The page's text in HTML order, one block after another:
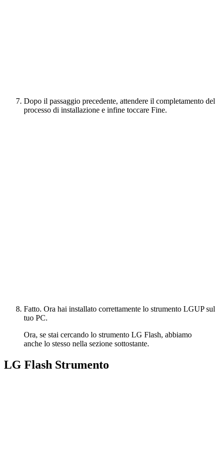
Dopo il passaggio precedente, attendere il completamento del
processo di installazione e infine toccare Fine.
Fatto. Ora hai installato correttamente lo strumento LGUP sul
tuo PC.
Ora, se stai cercando lo strumento LG Flash, abbiamo
anche lo stesso nella sezione sottostante.
LG Flash Strumento